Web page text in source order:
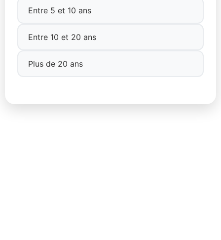
Entre 5 et 10 ans
Entre 10 et 20 ans
Plus de 20 ans